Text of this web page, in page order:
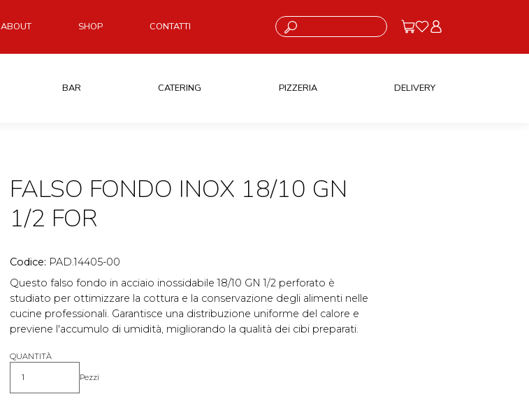
ABOUT SHOP CONTATTI Cosa stai cercando?
BAR CATERING PIZZERIA DELIVERY
FALSO FONDO INOX 18/10 GN
1/2 FOR
Codice: PAD.14405-00
Questo falso fondo in acciaio inossidabile 18/10 GN 1/2 perforato è
studiato per ottimizzare la cottura e la conservazione degli alimenti nelle
cucine professionali. Garantisce una distribuzione uniforme del calore e
previene l'accumulo di umidità, migliorando la qualità dei cibi preparati.
QUANTITÀ
Quantità Pezzi